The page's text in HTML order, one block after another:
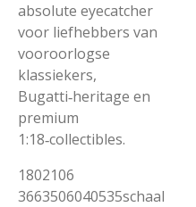
absolute eyecatcher
voor liefhebbers van
vooroorlogse
klassiekers,
Bugatti‑heritage en
premium
1:18‑collectibles.
1802106
3663506040535schaal